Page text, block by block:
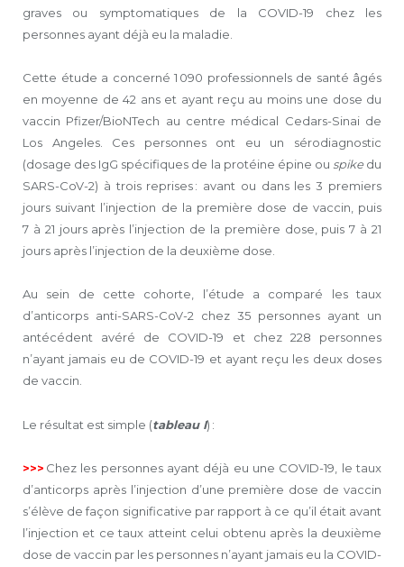
graves ou symptomatiques de la COVID-19 chez les
personnes ayant déjà eu la maladie.
Cette étude a concerné 1 090 professionnels de santé âgés
en moyenne de 42 ans et ayant reçu au moins une dose du
vaccin Pfizer/BioNTech au centre médical Cedars-Sinai de
Los Angeles. Ces personnes ont eu un sérodiagnostic
(dosage des IgG spécifiques de la protéine épine ou spikedu
SARS-CoV-2) à trois reprises : avant ou dans les 3 premiers
jours suivant l’injection de la première dose de vaccin, puis
7 à 21 jours après l’injection de la première dose, puis 7 à 21
jours après l’injection de la deuxième dose.
Au sein de cette cohorte, l’étude a comparé les taux
d’anticorps anti-SARS-CoV-2 chez 35 personnes ayant un
antécédent avéré de COVID-19 et chez 228 personnes
n’ayant jamais eu de COVID-19 et ayant reçu les deux doses
de vaccin.
Le résultat est simple (tableau I) :
>>> Chez les personnes ayant déjà eu une COVID-19, le taux
d’anticorps après l’injection d’une première dose de vaccin
s’élève de façon significative par rapport à ce qu’il était avant
l’injection et ce taux atteint celui obtenu après la deuxième
dose de vaccin par les personnes n’ayant jamais eu la COVID-